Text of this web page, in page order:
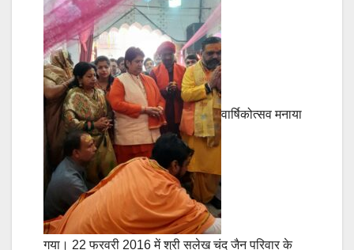
वार्षिकोत्सव मनाया
गया। 22 फरवरी 2016 में श्री सलेख चंद जैन परिवार के